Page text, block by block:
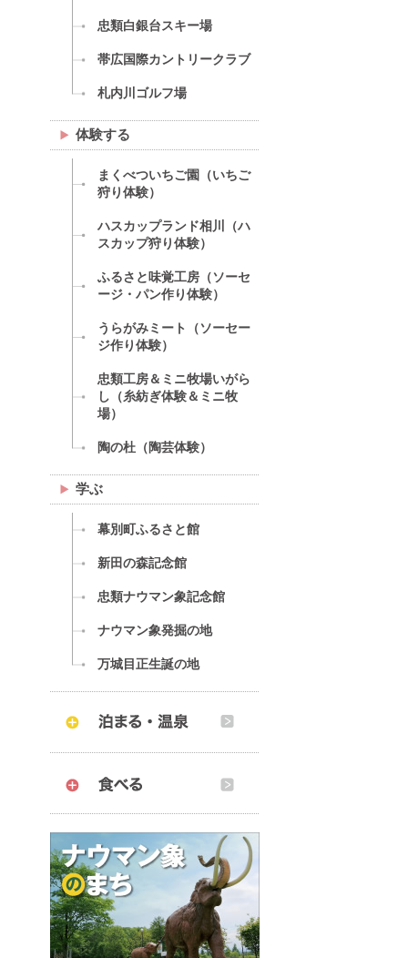
忠類白銀台スキー場
帯広国際カントリークラブ
札内川ゴルフ場
体験する
まくべついちご園（いちご
狩り体験）
ハスカップランド相川（ハ
スカップ狩り体験）
ふるさと味覚工房（ソーセ
ージ・パン作り体験）
うらがみミート（ソーセー
ジ作り体験）
忠類工房＆ミニ牧場いがら
し（糸紡ぎ体験＆ミニ牧
場）
陶の杜（陶芸体験）
学ぶ
幕別町ふるさと館
新田の森記念館
忠類ナウマン象記念館
ナウマン象発掘の地
万城目正生誕の地